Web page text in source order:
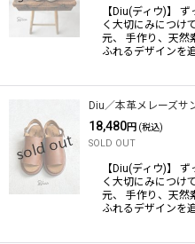
【Diu(ディウ)】
く大切にみにつけ
元、 手作り、天然
ふれるデザインを
Diu／本革メレーズサ
18,480円 (税込)
SOLD OUT
【Diu(ディウ)】
く大切にみにつけ
元、 手作り、天然
ふれるデザインを